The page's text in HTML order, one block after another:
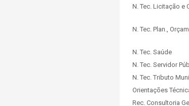
N. Tec. Licitação e
N. Tec. Plan.,
N. Tec. Saúde
N. Tec. Servidor
N. Tec. Tributo
Orientações
Rec. Consultoria